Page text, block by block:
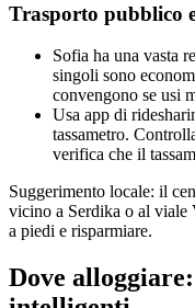
Trasporto pubblico
Sofia ha una vasta
singoli sono
convengono se usi
Usa app di
tassametro.
verifica che il
Suggerimento locale: il
vicino a Serdika o al viale
a piedi e risparmiare.
Dove